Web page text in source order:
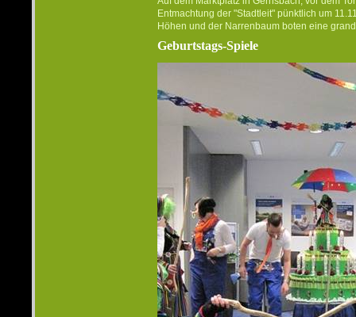
Entmachtung der "Stadtleit" pünktlich um
Höhen und der Narrenbaum boten eine
Geburtstags-Spiele